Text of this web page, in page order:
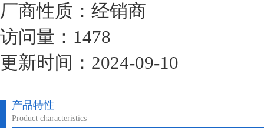
厂商性质：经销商
访问量：1478
更新时间：2024-09-10
产品特性
Product characteristics